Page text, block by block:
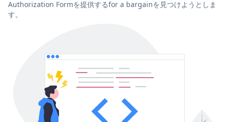
Authorization Formを提供するfor a bargainを見つけようとしま
す。